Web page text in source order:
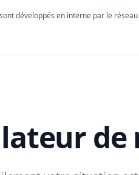
développés en interne par le
de